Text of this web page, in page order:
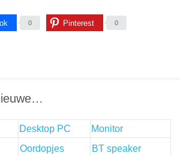
0 Pinterest 0
Desktop PC
Monitor
Oordopjes BT speaker